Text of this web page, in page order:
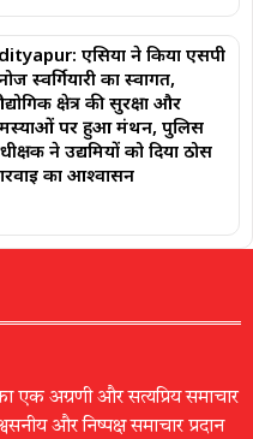
एसिया ने किया एसपी
स्वर्गियारी का स्वागत,
क्षेत्र की सुरक्षा और
पर हुआ मंथन, पुलिस
ने उद्यमियों को दिया ठोस
का आश्वासन
अग्रणी और सत्यप्रिय समाचार
और निष्पक्ष समाचार प्रदान